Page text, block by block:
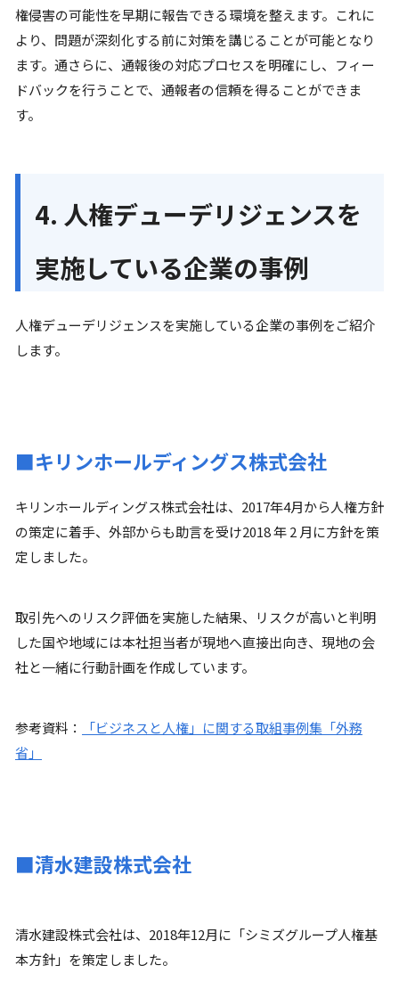
権侵害の可能性を早期に報告できる環境を整えます。これに
より、問題が深刻化する前に対策を講じることが可能となり
ます。通さらに、通報後の対応プロセスを明確にし、フィー
ドバックを行うことで、通報者の信頼を得ることができま
す。
4. 人権デューデリジェンスを
実施している企業の事例
人権デューデリジェンスを実施している企業の事例をご紹介
します。
■キリンホールディングス株式会社
キリンホールディングス株式会社は、2017年4月から人権方針
の策定に着手、外部からも助言を受け2018 年 2 月に方針を策
定しました。
取引先へのリスク評価を実施した結果、リスクが高いと判明
した国や地域には本社担当者が現地へ直接出向き、現地の会
社と一緒に行動計画を作成しています。
参考資料：
「ビジネスと人権」に関する取組事例集「外務
省」
■清水建設株式会社
清水建設株式会社は、2018年12月に「シミズグループ人権基
本方針」を策定しました。